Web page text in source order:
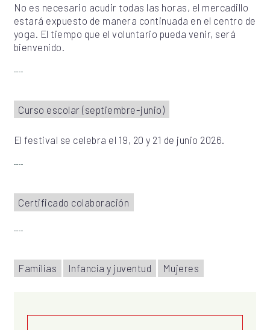
No es necesario acudir todas las horas, el mercadillo
estará expuesto de manera continuada en el centro de
yoga. El tiempo que el voluntario pueda venir, será
bienvenido.
Curso escolar (septiembre-junio)
El festival se celebra el 19, 20 y 21 de junio 2026.
Certificado colaboración
Familias Infancia y juventud Mujeres